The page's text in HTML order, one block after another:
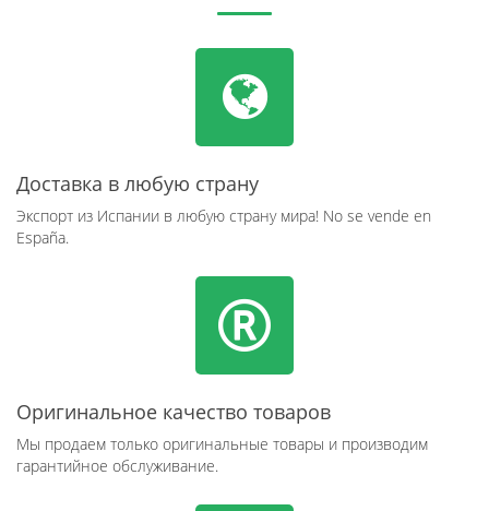
Доставка в любую страну
Экспорт из Испании в любую страну мира! No se vende en
España.
Оригинальное качество товаров
Мы продаем только оригинальные товары и производим
гарантийное обслуживание.